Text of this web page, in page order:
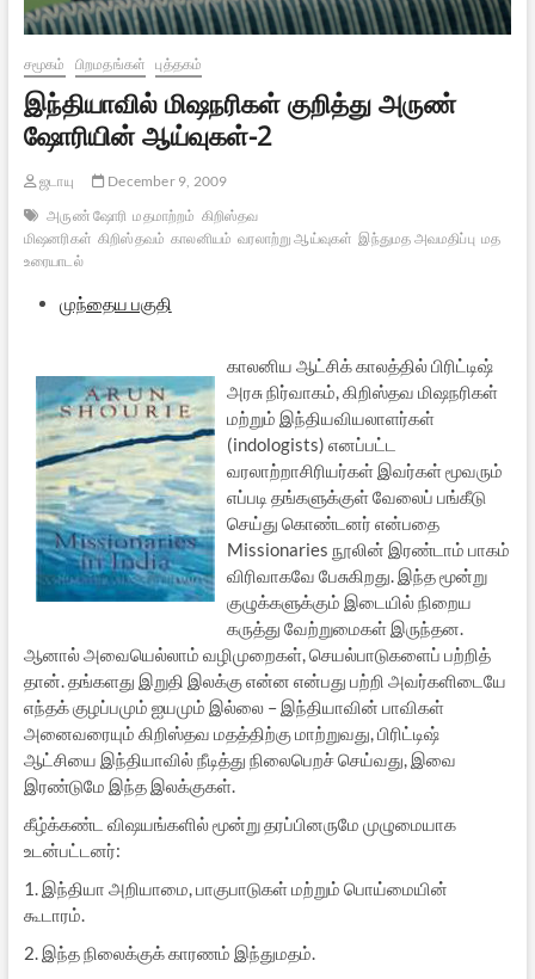
சமூகம் பிறமதங்கள் புத்தகம்
இந்தியாவில் மிஷநரிகள் குறித்து அருண்
ஷோரியின் ஆய்வுகள்-2
ஜடாயு
December 9, 2009
அருண் ஷோரி மதமாற்றம் கிறிஸ்தவ
மிஷனரிகள் கிறிஸ்தவம் காலனியம் வரலாற்று ஆய்வுகள் இந்துமத அவமதிப்பு மத
உரையாடல்
முந்தைய பகுதி
காலனிய ஆட்சிக் காலத்தில் பிரிட்டிஷ்
அரசு நிர்வாகம், கிறிஸ்தவ மிஷநரிகள்
மற்றும் இந்தியவியலாளர்கள்
(indologists) எனப்பட்ட
வரலாற்றாசிரியர்கள் இவர்கள் மூவரும்
எப்படி தங்களுக்குள் வேலைப் பங்கீடு
செய்து கொண்டனர் என்பதை
Missionaries நூலின் இரண்டாம் பாகம்
விரிவாகவே பேசுகிறது. இந்த மூன்று
குழுக்களுக்கும் இடையில் நிறைய
கருத்து வேற்றுமைகள் இருந்தன.
ஆனால் அவையெல்லாம் வழிமுறைகள், செயல்பாடுகளைப் பற்றித்
தான். தங்களது இறுதி இலக்கு என்ன என்பது பற்றி அவர்களிடையே
எந்தக் குழப்பமும் ஐயமும் இல்லை – இந்தியாவின் பாவிகள்
அனைவரையும் கிறிஸ்தவ மதத்திற்கு மாற்றுவது, பிரிட்டிஷ்
ஆட்சியை இந்தியாவில் நீடித்து நிலைபெறச் செய்வது, இவை
இரண்டுமே இந்த இலக்குகள்.
கீழ்க்கண்ட விஷயங்களில் மூன்று தரப்பினருமே முழுமையாக
உடன்பட்டனர்:
1. இந்தியா அறியாமை, பாகுபாடுகள் மற்றும் பொய்மையின்
கூடாரம்.
2. இந்த நிலைக்குக் காரணம் இந்துமதம்.